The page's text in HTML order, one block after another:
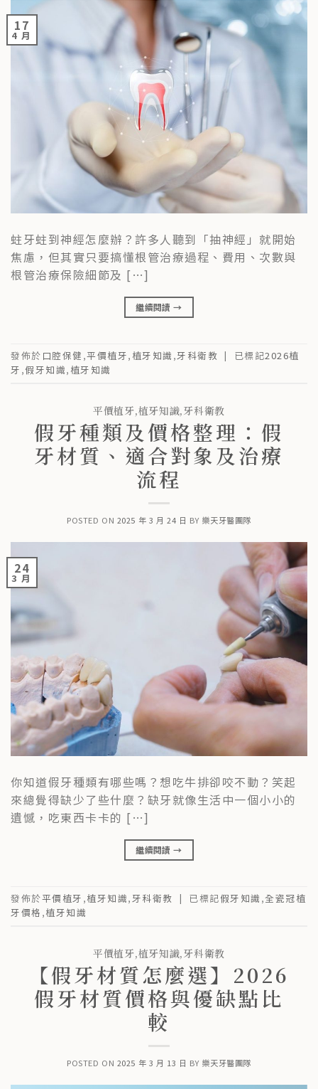
17
4 月
蛀牙蛀到神經怎麼辦？許多人聽到「抽神經」就開始
焦慮，但其實只要搞懂根管治療過程、費用、次數與
根管治療保險細節及 […]
繼續閱讀→
發佈於 口腔保健 ,平價植牙, 植牙知識 ,牙科衛教 | 已標記2026植
牙 ,假牙知識, 植牙知識
平價植牙,植牙知識,牙科衛教
假牙種類及價格整理：假
牙材質、適合對象及治療
流程
POSTED ON 2025 年 3 月 24 日 BY 樂天牙醫團隊
24
3 月
你知道假牙種類有哪些嗎？想吃牛排卻咬不動？笑起
來總覺得缺少了些什麼？缺牙就像生活中一個小小的
遺憾，吃東西卡卡的 […]
繼續閱讀→
發佈於平價植牙 ,植牙知識,牙科衛教 | 已標記假牙知識 ,全瓷冠植
牙價格 ,植牙知識
平價植牙,植牙知識,牙科衛教
【假牙材質怎麼選】2026
假牙材質價格與優缺點比
較
POSTED ON 2025 年 3 月 13 日 BY 樂天牙醫團隊